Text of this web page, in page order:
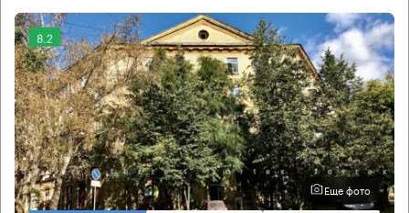
8.2
Еще фото